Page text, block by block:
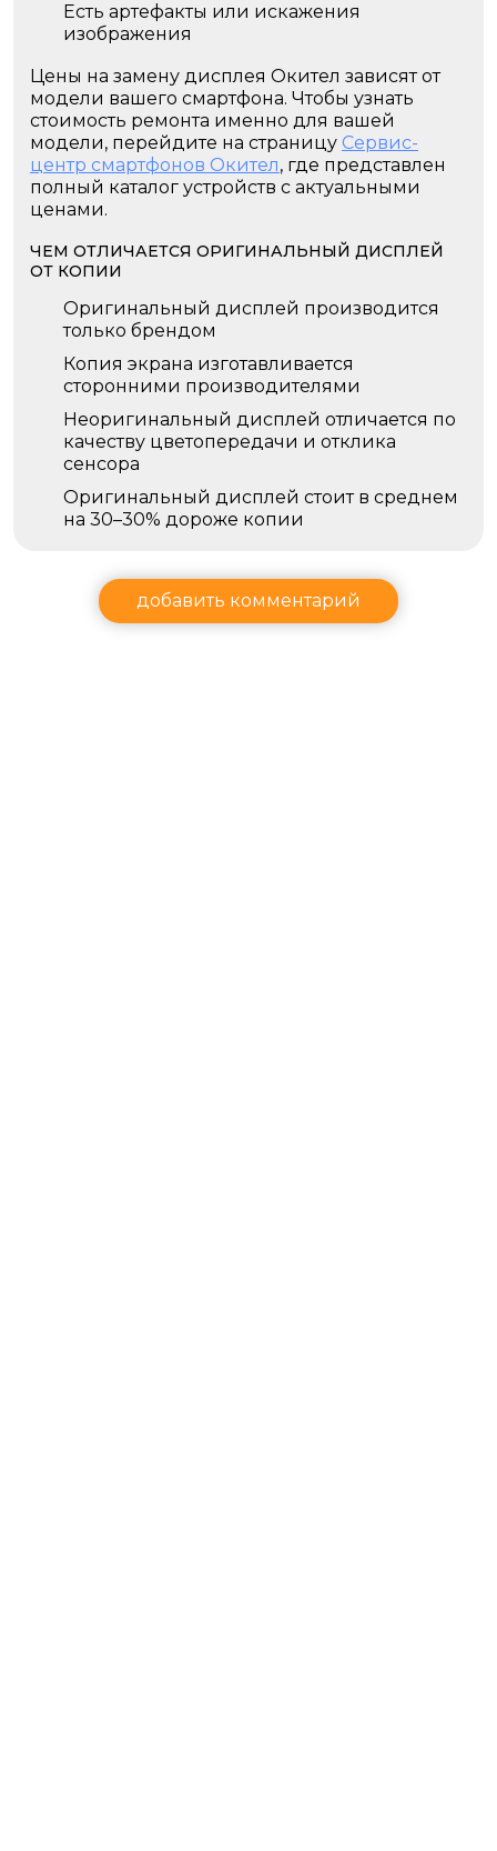
Есть артефакты или искажения
изображения
Цены на замену дисплея Окител зависят от
модели вашего смартфона. Чтобы узнать
стоимость ремонта именно для вашей
модели, перейдите на страницу Сервис-
центр смартфонов Окител, где представлен
полный каталог устройств с актуальными
ценами.
ЧЕМ ОТЛИЧАЕТСЯ ОРИГИНАЛЬНЫЙ ДИСПЛЕЙ
ОТ КОПИИ
Оригинальный дисплей производится
только брендом
Копия экрана изготавливается
сторонними производителями
Неоригинальный дисплей отличается по
качеству цветопередачи и отклика
сенсора
Оригинальный дисплей стоит в среднем
на 30–30% дороже копии
добавить комментарий